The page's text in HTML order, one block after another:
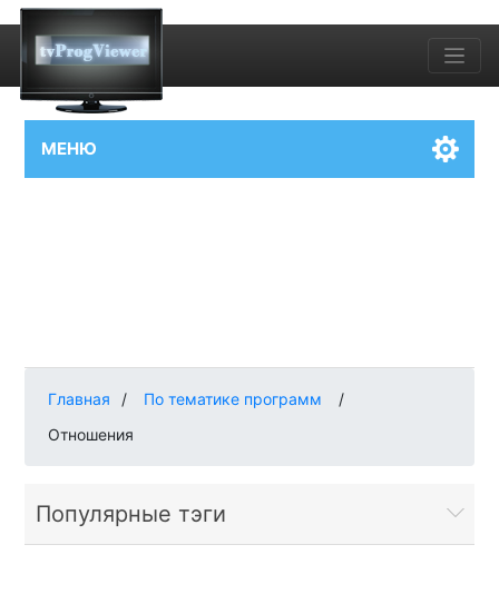
МЕНЮ
Главная / По тематике программ
/
Отношения
Популярные тэги